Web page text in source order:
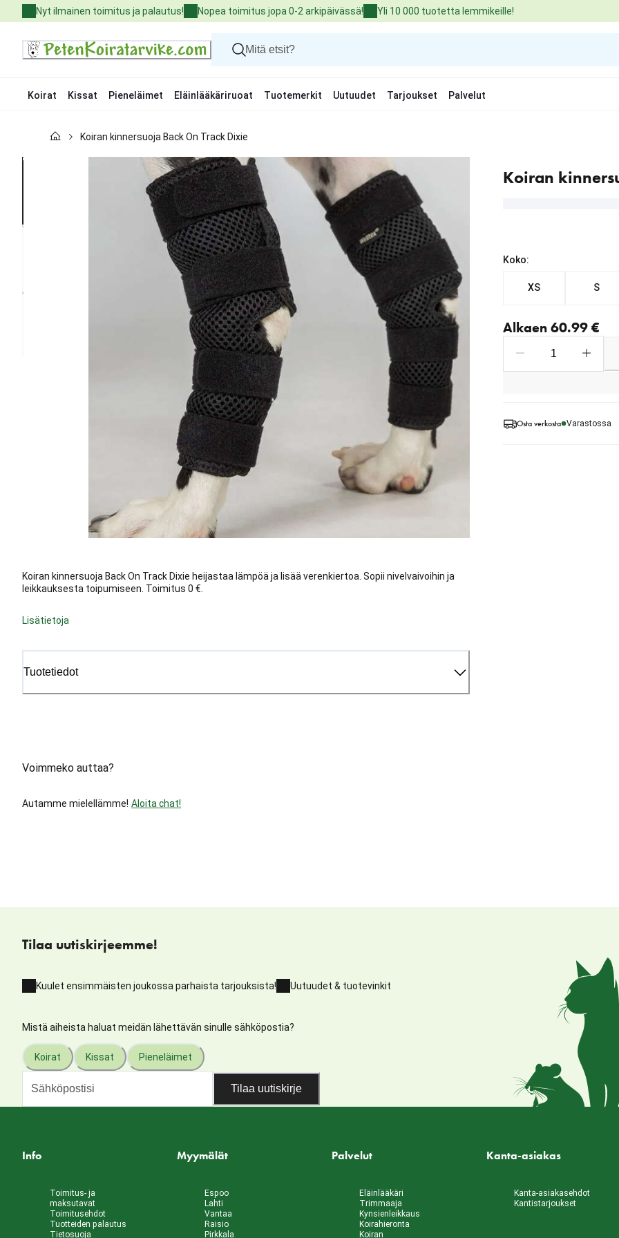
to
Nyt ilmainen toimitus ja palautus! Nopea toimitus jopa 0-2 arkipäivässä! Yli 10 000 tuotetta lemmikeille!
Koirat Kissat Pieneläimet Eläinlääkäriruoat Tuotemerkit Uutuudet Tarjoukset Palvelut
Kissat
Koiran kinnersuoja Back On Track Dixie
Koiran
Koiran kinnersuoja Back On Track Dixie heijastaa lämpöä ja lisää verenkiertoa. Sopii nivelvaivoihin ja
leikkauksesta toipumiseen. Toimitus 0 €.
Lisätietoja
Tuotetiedot
Voimmeko auttaa?
Autamme mielellämme! Aloita chat!
Koko:
XS S
Alkaen 60.99 €
Osta verkosta Varastossa
Tilaa uutiskirjeemme!
Kuulet ensimmäisten joukossa parhaista tarjouksista! Uutuudet & tuotevinkit
Mistä aiheista haluat meidän lähettävän sinulle sähköpostia?
Koirat Kissat Pieneläimet
Tilaa uutiskirje
Info
Toimitus- ja
maksutavat
Toimitusehdot
Tuotteiden palautus
Tietosuoja
Myymälät
Espoo
Lahti
Vantaa
Raisio
Pirkkala
Palvelut
Eläinlääkäri
Trimmaaja
Kynsienleikkaus
Koirahieronta
Koiran
Kanta-asiakas
Kanta-asiakasehdot
Kantistarjoukset